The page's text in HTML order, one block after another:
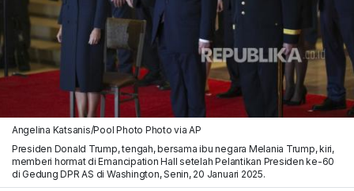
Angelina Katsanis/Pool Photo Photo via AP
Presiden Donald Trump, tengah, bersama ibu negara Melania Trump, kiri,
memberi hormat di Emancipation Hall setelah Pelantikan Presiden ke-60
di Gedung DPR AS di Washington, Senin, 20 Januari 2025.